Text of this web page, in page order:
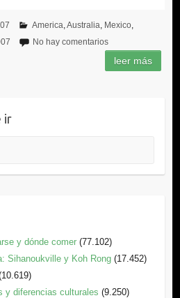
America Australia Mexico
No hay comentarios
ir
y dónde comer (77.102)
Sihanoukville y Koh Rong (17.452)
y diferencias culturales (9.250)